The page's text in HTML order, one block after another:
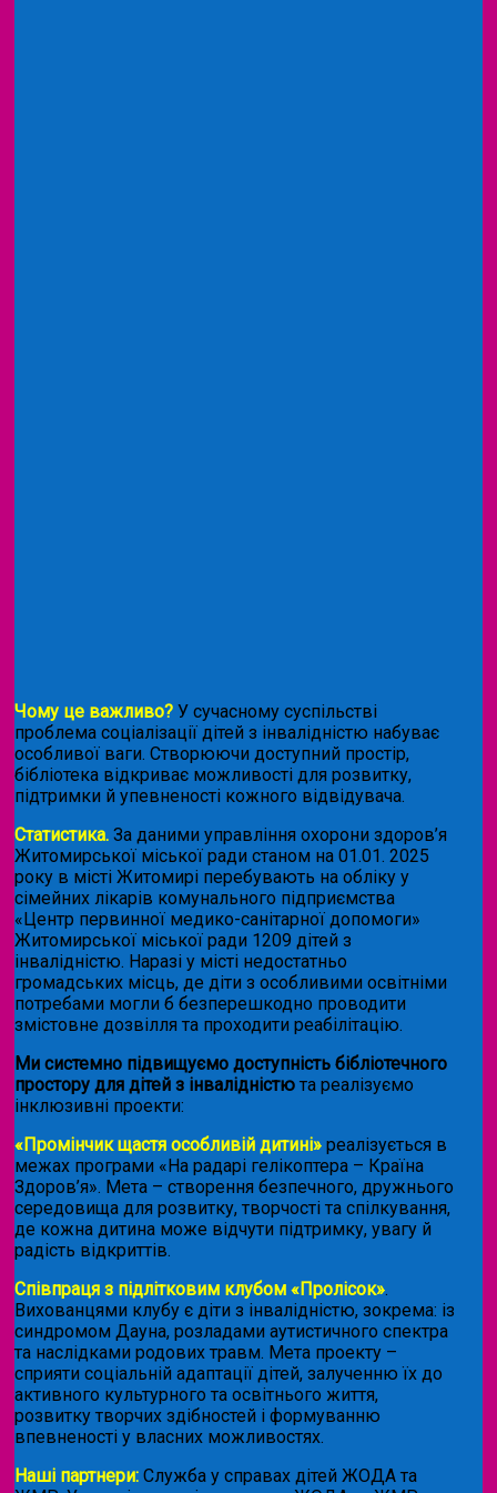
Чому це важливо? У сучасному суспільстві
проблема соціалізації дітей з інвалідністю набуває
особливої ваги. Створюючи доступний простір,
бібліотека відкриває можливості для розвитку,
підтримки й упевненості кожного відвідувача.
Статистика. За даними управління охорони здоров’я
Житомирської міської ради станом на 01.01. 2025
року в місті Житомирі перебувають на обліку у
сімейних лікарів комунального підприємства
«Центр первинної медико-санітарної допомоги»
Житомирської міської ради 1209 дітей з
інвалідністю. Наразі у місті недостатньо
громадських місць, де діти з особливими освітніми
потребами могли б безперешкодно проводити
змістовне дозвілля та проходити реабілітацію.
Ми системно підвищуємо доступність бібліотечного
простору для дітей з інвалідністю та реалізуємо
інклюзивні проекти:
«Промінчик щастя особливій дитині» реалізується в
межах програми «На радарі гелікоптера – Країна
Здоров’я». Мета – створення безпечного, дружнього
середовища для розвитку, творчості та спілкування,
де кожна дитина може відчути підтримку, увагу й
радість відкриттів.
Співпраця з підлітковим клубом «Пролісок».
Вихованцями клубу є діти з інвалідністю, зокрема: із
синдромом Дауна, розладами аутистичного спектра
та наслідками родових травм. Мета проекту –
сприяти соціальній адаптації дітей, залученню їх до
активного культурного та освітнього життя,
розвитку творчих здібностей і формуванню
впевненості у власних можливостях.
Наші партнери: Служба у справах дітей ЖОДА та